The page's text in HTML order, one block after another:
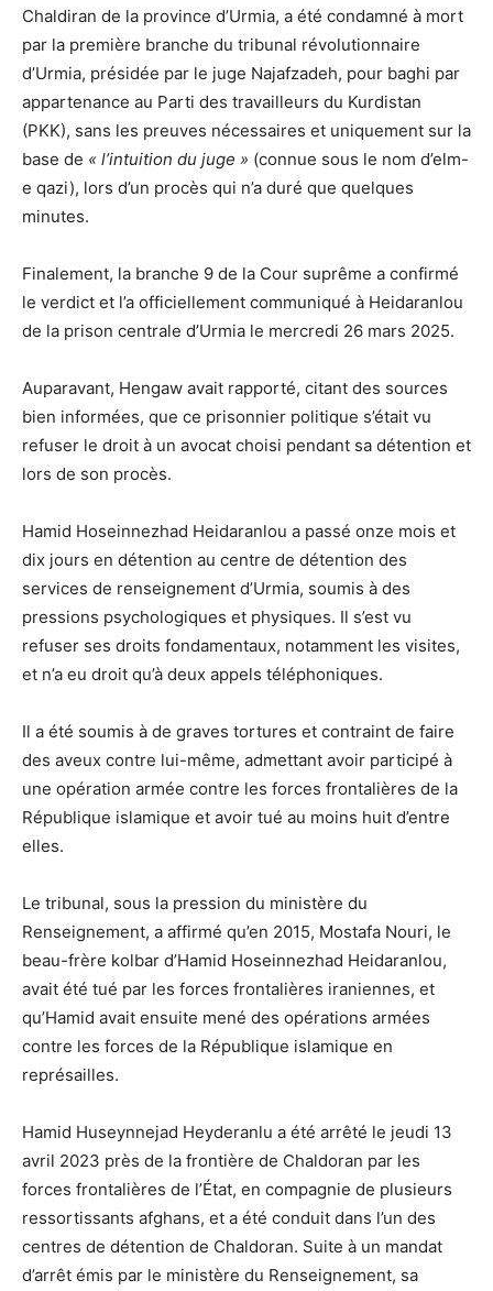
Chaldiran de la province d’Urmia, a été condamné à mort
par la première branche du tribunal révolutionnaire
d’Urmia, présidée par le juge Najafzadeh, pour baghi ​​par
appartenance au Parti des travailleurs du Kurdistan
(PKK), sans les preuves nécessaires et uniquement sur la
base de « l’intuition du juge » (connue sous le nom d’elm-
e qazi), lors d’un procès qui n’a duré que quelques
minutes.
Finalement, la branche 9 de la Cour suprême a confirmé
le verdict et l’a officiellement communiqué à Heidaranlou
de la prison centrale d’Urmia le mercredi 26 mars 2025.
Auparavant, Hengaw avait rapporté, citant des sources
bien informées, que ce prisonnier politique s’était vu
refuser le droit à un avocat choisi pendant sa détention et
lors de son procès.
Hamid Hoseinnezhad Heidaranlou a passé onze mois et
dix jours en détention au centre de détention des
services de renseignement d’Urmia, soumis à des
pressions psychologiques et physiques. Il s’est vu
refuser ses droits fondamentaux, notamment les visites,
et n’a eu droit qu’à deux appels téléphoniques.
Il a été soumis à de graves tortures et contraint de faire
des aveux contre lui-même, admettant avoir participé à
une opération armée contre les forces frontalières de la
République islamique et avoir tué au moins huit d’entre
elles.
Le tribunal, sous la pression du ministère du
Renseignement, a affirmé qu’en 2015, Mostafa Nouri, le
beau-frère kolbar d’Hamid Hoseinnezhad Heidaranlou,
avait été tué par les forces frontalières iraniennes, et
qu’Hamid avait ensuite mené des opérations armées
contre les forces de la République islamique en
représailles.
Hamid Huseynnejad Heyderanlu a été arrêté le jeudi 13
avril 2023 près de la frontière de Chaldoran par les
forces frontalières de l’État, en compagnie de plusieurs
ressortissants afghans, et a été conduit dans l’un des
centres de détention de Chaldoran. Suite à un mandat
d’arrêt émis par le ministère du Renseignement, sa